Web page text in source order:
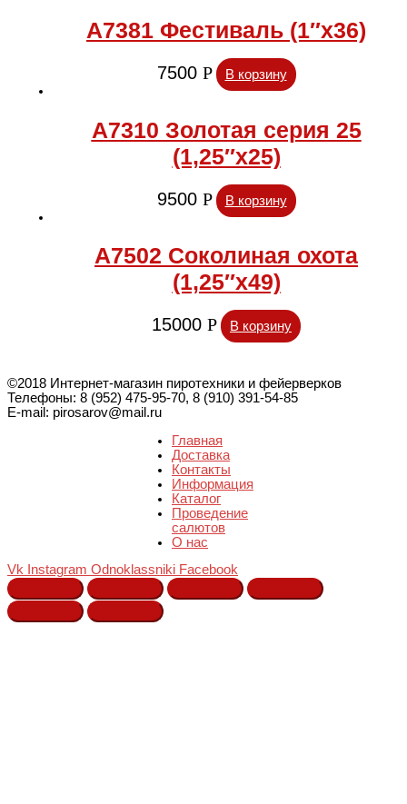
А7381 Фестиваль (1″х36)
7500 Р В корзину
А7310 Золотая серия 25
(1,25″х25)
9500 Р В корзину
А7502 Соколиная охота
(1,25″х49)
15000 Р В корзину
©2018 Интернет-магазин пиротехники и фейерверков
Телефоны: 8 (952) 475-95-70, 8 (910) 391-54-85
E-mail: pirosarov@mail.ru
Главная
Доставка
Контакты
Информация
Каталог
Проведение
салютов
О нас
Vk Instagram Odnoklassniki Facebook